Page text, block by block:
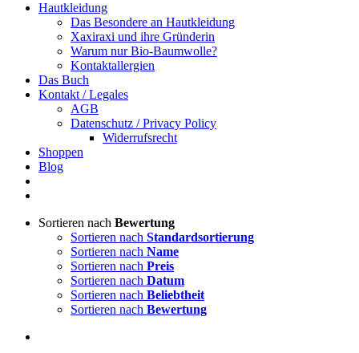
Hautkleidung
Das Besondere an Hautkleidung
Xaxiraxi und ihre Gründerin
Warum nur Bio-Baumwolle?
Kontaktallergien
Das Buch
Kontakt / Legales
AGB
Datenschutz / Privacy Policy
Widerrufsrecht
Shoppen
Blog
Sortieren nach Bewertung
Sortieren nach Standardsortierung
Sortieren nach Name
Sortieren nach Preis
Sortieren nach Datum
Sortieren nach Beliebtheit
Sortieren nach Bewertung